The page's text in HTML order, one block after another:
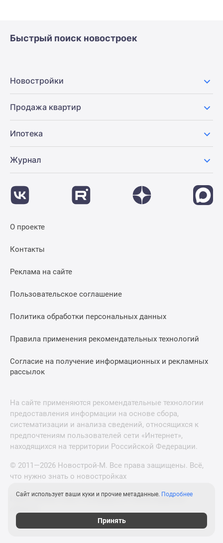
Быстрый поиск новостроек
Новостройки
Продажа квартир
Ипотека
Журнал
О проекте
Контакты
Реклама на сайте
Пользовательское соглашение
Политика обработки персональных данных
Правила применения рекомендательных технологий
Согласие на получение информационных и рекламных
рассылок
На сайте применяются рекомендательные технологии
предоставления информации на основе сбора,
систематизации и анализа сведений, относящихся к
предпочтениям пользователей сети «Интернет»,
находящихся на территории Российской Федерации.
© 2011—2026 Новострой-М. Все права защищены. Всё,
что нужно знать о новостройках
Новостройки Санкт-Петербурга и Ленинградской
Сайт использует ваши куки и прочие метаданные. Подробнее
Принять